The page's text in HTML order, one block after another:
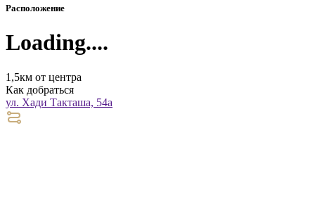
Расположение
Loading....
1,5км от центра
Как добраться
ул. Хади Такташа, 54а